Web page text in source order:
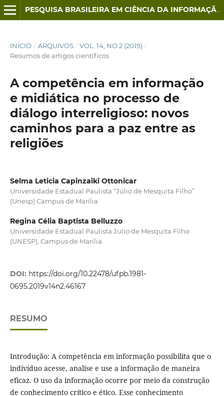
PESQUISA BRASILEIRA EM CIÊNCIA DA INFORMAÇÃO E BIBLIOTECONOMIA
INÍCIO / ARQUIVOS / VOL. 14, NO 2 (2019) /
Resumos de artigos científicos
A competência em informação
e midiática no processo de
diálogo interreligioso: novos
caminhos para a paz entre as
religiões
Selma Leticia Capinzaiki Ottonicar
Universidade Estadual Paulista “Júlio de Mesquita Filho”
(Unesp) Campus de Marília
Regina Célia Baptista Belluzzo
Universidade Estadual Paulista Julio de Mesquita Filho
(UNESP), Campus de Marília.
DOI: https://doi.org/10.22478/ufpb.1981-
0695.2019v14n2.46167
RESUMO
Introdução: A competência em informação possibilita que o
indivíduo acesse, analise e use a informação de maneira
eficaz. O uso da informação ocorre por meio da construção
de conhecimento crítico e ético. Esse conhecimento